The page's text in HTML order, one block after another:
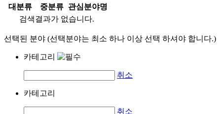
대분류
중분류
관심분야명
검색결과가 없습니다.
선택된 분야 (선택분야는 최소 하나 이상 선택 하셔야 합니다.)
카테고리
취소
카테고리
취소